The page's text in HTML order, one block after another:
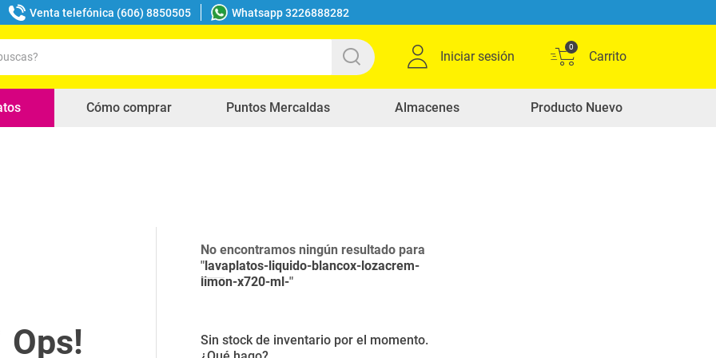
Venta telefónica (606) 8850505 Whatsapp 3226888282
Iniciar sesión
0
Cómo comprar Puntos Mercaldas Almacenes Producto Nuevo
No encontramos ningún resultado para
"lavaplatos-liquido-blancox-lozacrem-
limon-x720-ml-"
Sin stock de inventario por el momento.
buscados